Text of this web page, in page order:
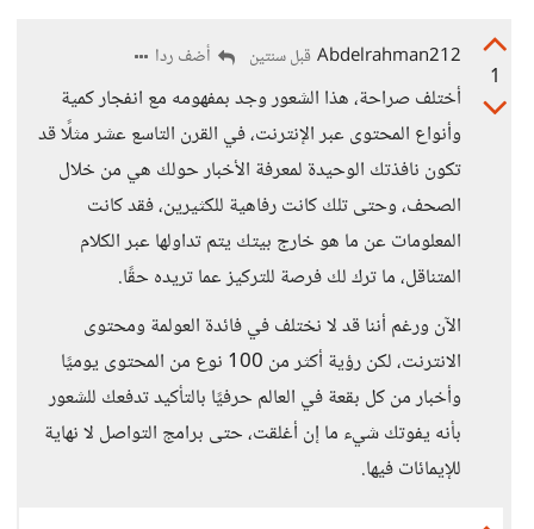
1
Abdelrahman212 قبل سنتين أضف ردا
أختلف صراحة، هذا الشعور وجد بمفهومه مع انفجار كمية
وأنواع المحتوى عبر الإنترنت، في القرن التاسع عشر مثلًا قد
تكون نافذتك الوحيدة لمعرفة الأخبار حولك هي من خلال
الصحف، وحتى تلك كانت رفاهية للكثيرين، فقد كانت
المعلومات عن ما هو خارج بيتك يتم تداولها عبر الكلام
المتناقل، ما ترك لك فرصة للتركيز عما تريده حقًا.
الآن ورغم أننا قد لا نختلف في فائدة العولمة ومحتوى
الانترنت، لكن رؤية أكثر من 100 نوع من المحتوى يوميًا
وأخبار من كل بقعة في العالم حرفيًا بالتأكيد تدفعك للشعور
بأنه يفوتك شيء ما إن أغلقت، حتى برامج التواصل لا نهاية
للإيمائات فيها.